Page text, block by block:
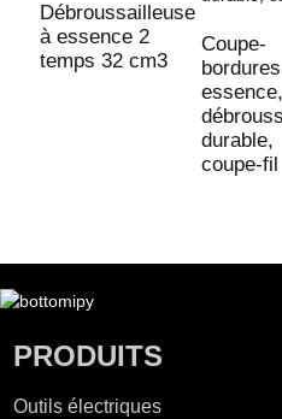
Débroussailleuse
à essence 2
temps 32 cm3
Coupe-
essence,
durable,
coupe-fil
PRODUITS
Outils électriques